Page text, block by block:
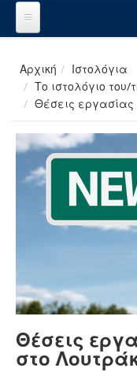
Αρχική
Ιστολόγια
Το ιστολόγιο
Θέσεις εργασίας
Θέσεις
στο